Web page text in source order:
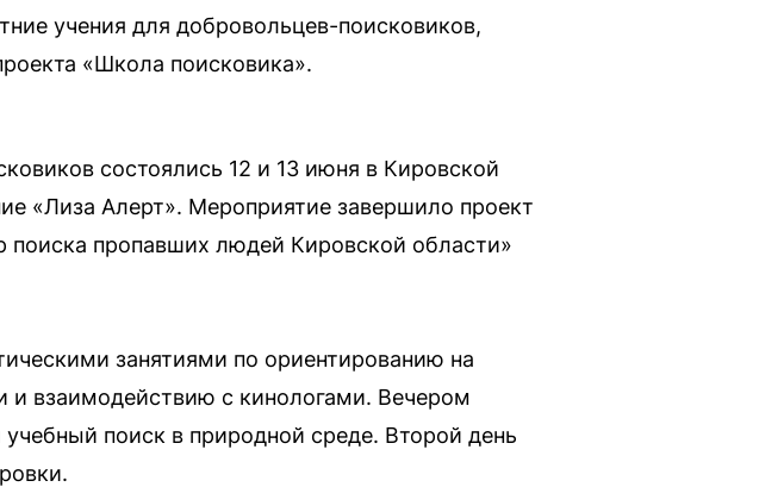
учения для добровольцев-поисковиков,
«Школа поисковика».
состоялись 12 и 13 июня в Кировской
«Лиза Алерт». Мероприятие завершило проект
пропавших людей Кировской области»
занятиями по ориентированию на
и взаимодействию с кинологами. Вечером
поиск в природной среде. Второй день